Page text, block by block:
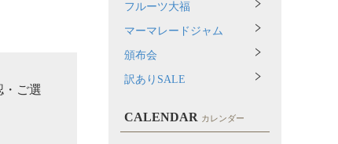
・ご選
フルーツ大福
マーマレードジャム
頒布会
訳ありSALE
CALENDAR カレンダー